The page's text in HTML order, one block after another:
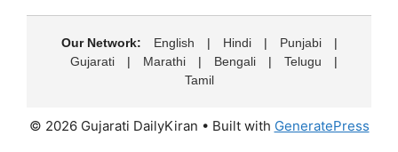
Our Network: English | Hindi | Punjabi
|
Gujarati
| Marathi | Bengali | Telugu
|
Tamil
© 2026 Gujarati DailyKiran • Built with GeneratePress